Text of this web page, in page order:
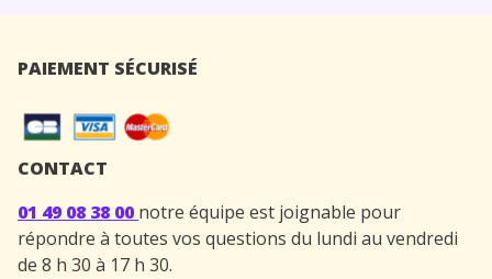
PAIEMENT SÉCURISÉ
CONTACT
01 49 08 38 00 notre équipe est joignable pour
répondre à toutes vos questions du lundi au vendredi
de 8 h 30 à 17 h 30.